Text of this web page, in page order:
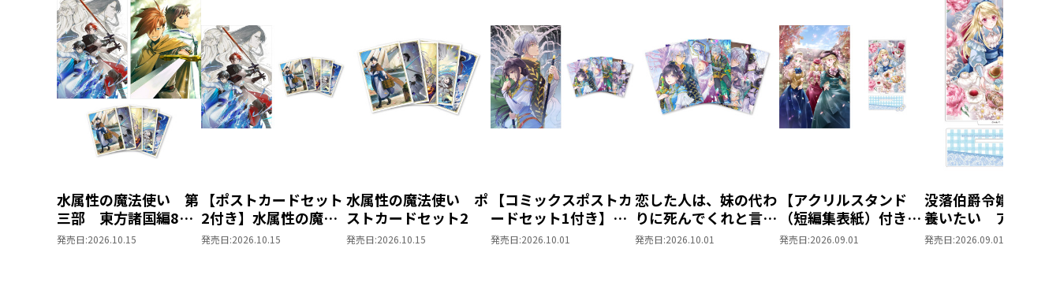
水属性の魔法使い 第
三部 東方諸国編8
同時発売まとめ買いセ
発売日:2026.10.15
【ポストカードセット
2付き】水属性の魔法
使い 第三部 東方諸
発売日:2026.10.15
水属性の魔法使い ポ
ストカードセット2
発売日:2026.10.15
【コミックスポストカ
ードセット1付き】恋
した人は、妹の代わり
発売日:2026.10.01
恋した人は、妹の代わ
りに死んでくれと言っ
た。＠COMIC ポス
発売日:2026.10.01
【アクリルスタンド
（短編集表紙）付き】
没落伯爵令嬢は家族を
発売日:2026.09.01
没落伯爵令嬢は家族
養いたい アクリル
タンド（短編集表紙
発売日:2026.09.01